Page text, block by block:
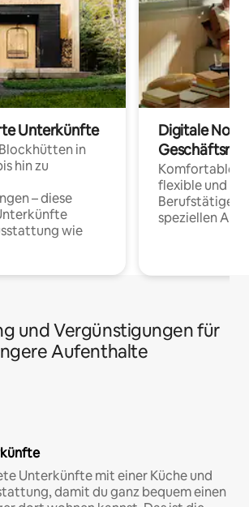
Unterkünfte
in
hin zu
– diese
wie
Digitale
Komfortable
flexible und
Berufstätige
speziellen
und Vergünstigungen für
Aufenthalte
Unterkünfte mit einer Küche und
damit du ganz bequem einen